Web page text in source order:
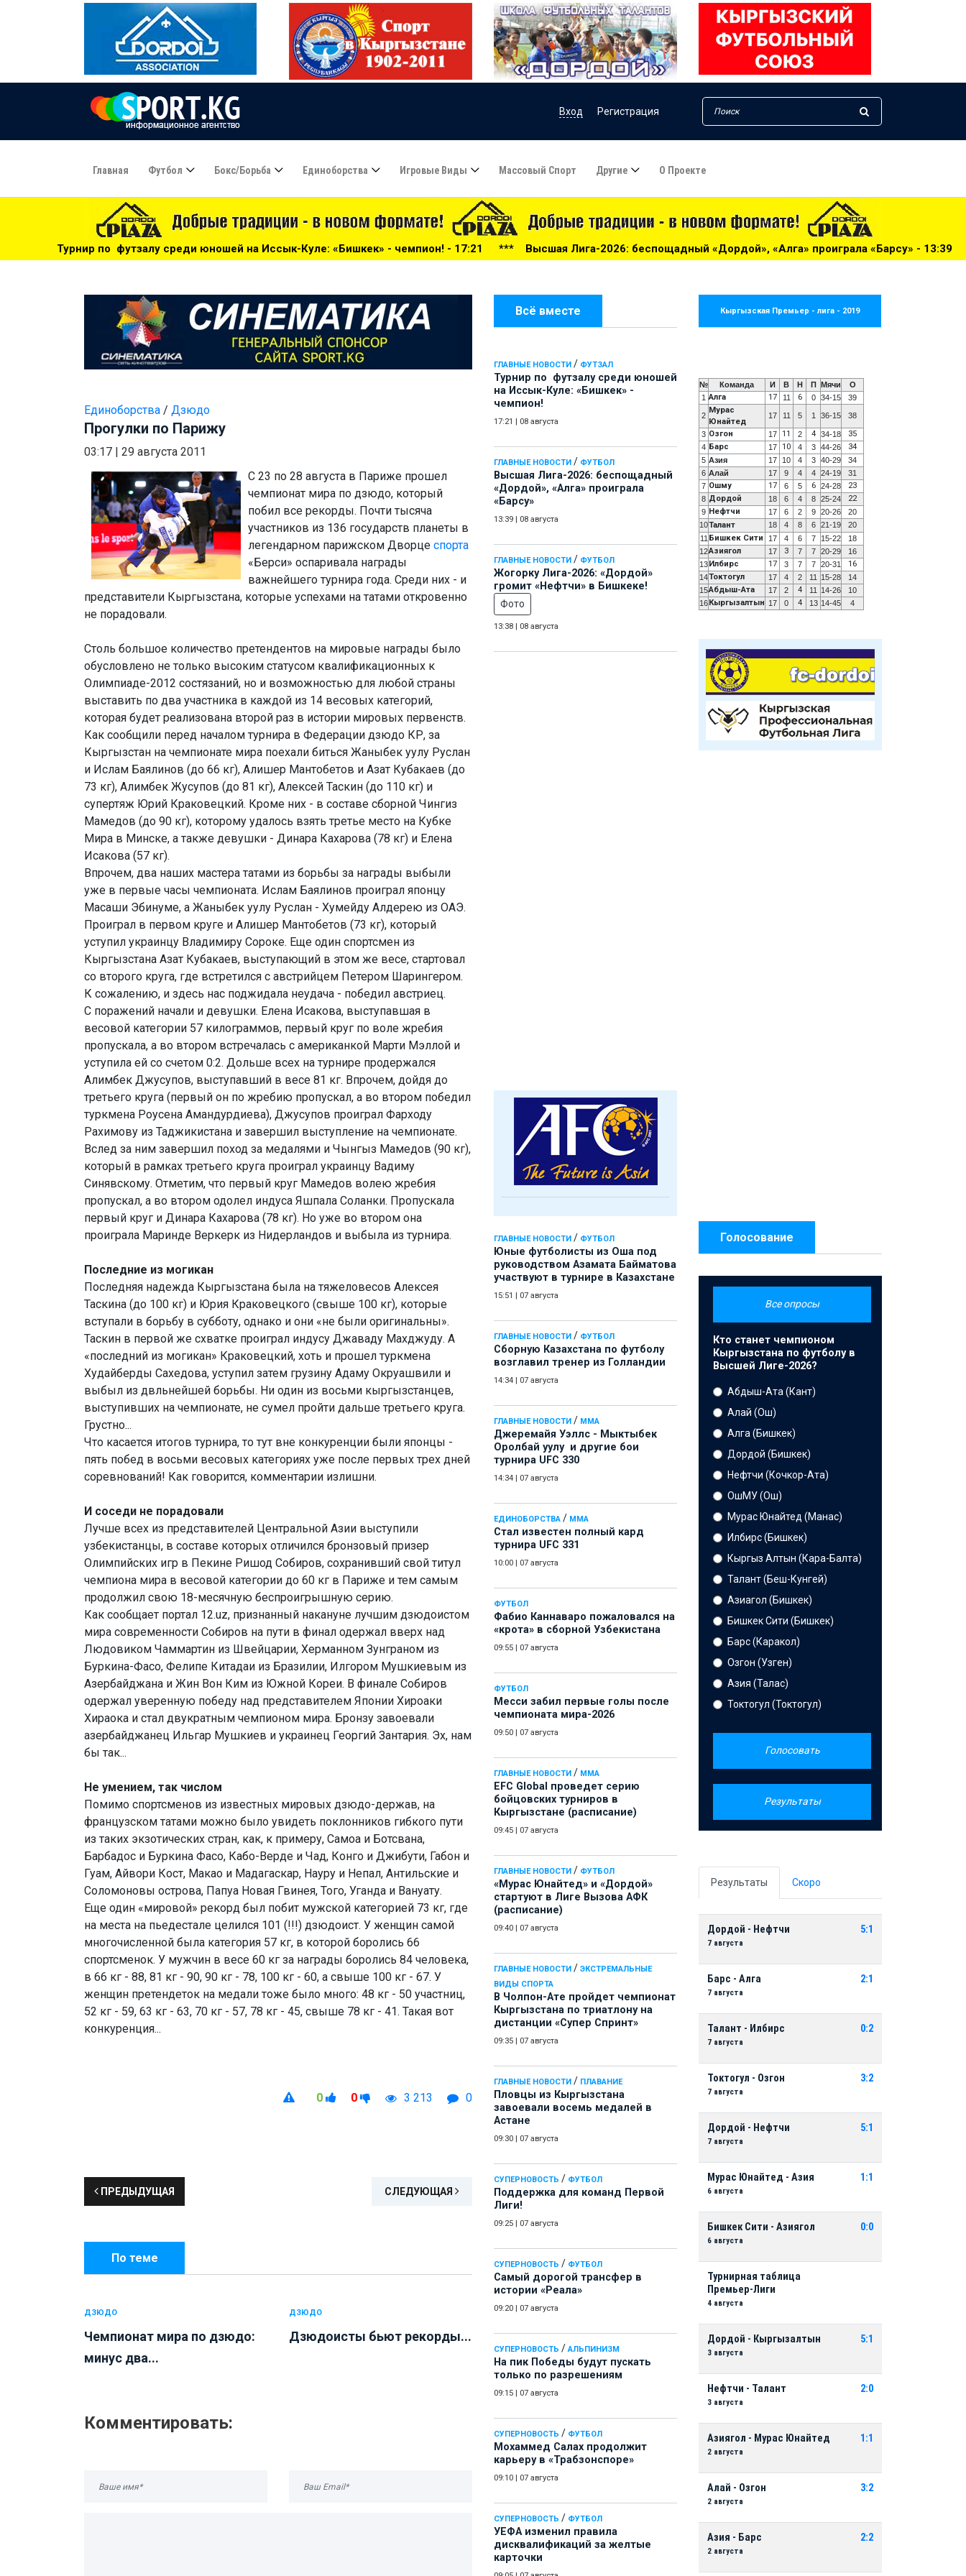
Вход Регистрация
Главная Футбол Бокс/борьба Единоборства Игровые Виды Массовый Спорт Другие О Проекте
среди юношей на Иссык-Куле: «Бишкек» - чемпион! - 17:21 ***Высшая Лига-2026: беспощадный «Дордой», «Алга» проиграла «Барсу» - 13:39 ***Жогорку Лига-
Всё вместе
ГЛАВНЫЕ НОВОСТИ / ФУТЗАЛ
Турнир по футзалу среди юношей
на Иссык-Куле: «Бишкек» -
чемпион!
17:21 08 августа
ГЛАВНЫЕ НОВОСТИ / ФУТБОЛ
Высшая Лига-2026: беспощадный
«Дордой», «Алга» проиграла
«Барсу»
13:39 08 августа
ГЛАВНЫЕ НОВОСТИ / ФУТБОЛ
Жогорку Лига-2026: «Дордой»
громит «Нефтчи» в Бишкеке!
Фото
13:38 08 августа
ГЛАВНЫЕ НОВОСТИ / ФУТБОЛ
Юные футболисты из Оша под
руководством Азамата Байматова
участвуют в турнире в Казахстане
15:51 07 августа
ГЛАВНЫЕ НОВОСТИ / ФУТБОЛ
Сборную Казахстана по футболу
возглавил тренер из Голландии
14:34 07 августа
ГЛАВНЫЕ НОВОСТИ / ММА
Джеремайя Уэллс - Мыктыбек
Оролбай уулу и другие бои
турнира UFC 330
14:34 07 августа
ЕДИНОБОРСТВА / ММА
Стал известен полный кард
турнира UFC 331
10:00 07 августа
ФУТБОЛ
Фабио Каннаваро пожаловался на
«крота» в сборной Узбекистана
09:55 07 августа
ФУТБОЛ
Месси забил первые голы после
чемпионата мира-2026
09:50 07 августа
ГЛАВНЫЕ НОВОСТИ / ММА
EFC Global проведет серию
бойцовских турниров в
Кыргызстане (расписание)
09:45 07 августа
ГЛАВНЫЕ НОВОСТИ / ФУТБОЛ
«Мурас Юнайтед» и «Дордой»
стартуют в Лиге Вызова АФК
(расписание)
09:40 07 августа
ГЛАВНЫЕ НОВОСТИ / ЭКСТРЕМАЛЬНЫЕ
ВИДЫ СПОРТА
В Чолпон-Ате пройдет чемпионат
Кыргызстана по триатлону на
дистанции «Супер Спринт»
09:35 07 августа
ГЛАВНЫЕ НОВОСТИ / ПЛАВАНИЕ
Пловцы из Кыргызстана
завоевали восемь медалей в
Астане
09:30 07 августа
СУПЕРНОВОСТЬ / ФУТБОЛ
Поддержка для команд Первой
Лиги!
09:25 07 августа
СУПЕРНОВОСТЬ / ФУТБОЛ
Самый дорогой трансфер в
истории «Реала»
09:20 07 августа
СУПЕРНОВОСТЬ / АЛЬПИНИЗМ
На пик Победы будут пускать
только по разрешениям
09:15 07 августа
СУПЕРНОВОСТЬ / ФУТБОЛ
Мохаммед Салах продолжит
карьеру в «Трабзонспоре»
09:10 07 августа
СУПЕРНОВОСТЬ / ФУТБОЛ
УЕФА изменил правила
дисквалификаций за желтые
карточки
Единоборства / Дзюдо
Прогулки по Парижу
03:17
29 августа 2011
С 23 по 28 августа в Париже прошел
чемпионат мира по дзюдо, который
побил все рекорды. Почти тысяча
участников из 136 государств планеты в
легендарном парижском Дворце спорта
«Берси» оспаривала награды
важнейшего турнира года. Среди них - и
представители Кыргызстана, которые успехами на татами откровенно
не порадовали.
Столь большое количество претендентов на мировые награды было
обусловлено не только высоким статусом квалификационных к
Олимпиаде-2012 состязаний, но и возможностью для любой страны
выставить по два участника в каждой из 14 весовых категорий,
которая будет реализована второй раз в истории мировых первенств.
Как сообщили перед началом турнира в Федерации дзюдо КР, за
Кыргызстан на чемпионате мира поехали биться Жаныбек уулу Руслан
и Ислам Баялинов (до 66 кг), Алишер Мантобетов и Азат Кубакаев (до
73 кг), Алимбек Жусупов (до 81 кг), Алексей Таскин (до 110 кг) и
супертяж Юрий Краковецкий. Кроме них - в составе сборной Чингиз
Мамедов (до 90 кг), которому удалось взять третье место на Кубке
Мира в Минске, а также девушки - Динара Кахарова (78 кг) и Елена
Исакова (57 кг).
Впрочем, два наших мастера татами из борьбы за награды выбыли
уже в первые часы чемпионата. Ислам Баялинов проиграл японцу
Масаши Эбинуме, а Жаныбек уулу Руслан - Хумейду Алдерею из ОАЭ.
Проиграл в первом круге и Алишер Мантобетов (73 кг), который
уступил украинцу Владимиру Сороке. Еще один спортсмен из
Кыргызстана Азат Кубакаев, выступающий в этом же весе, стартовал
со второго круга, где встретился с австрийцем Петером Шарингером.
К сожалению, и здесь нас поджидала неудача - победил австриец.
С поражений начали и девушки. Елена Исакова, выступавшая в
весовой категории 57 килограммов, первый круг по воле жребия
пропускала, а во втором встречалась с американкой Марти Мэллой и
уступила ей со счетом 0:2. Дольше всех на турнире продержался
Алимбек Джусупов, выступавший в весе 81 кг. Впрочем, дойдя до
третьего круга (первый он по жребию пропускал, а во втором победил
туркмена Роусена Амандурдиева), Джусупов проиграл Фарходу
Рахимову из Таджикистана и завершил выступление на чемпионате.
Вслед за ним завершил поход за медалями и Чынгыз Мамедов (90 кг),
который в рамках третьего круга проиграл украинцу Вадиму
Синявскому. Отметим, что первый круг Мамедов волею жребия
пропускал, а во втором одолел индуса Яшпала Соланки. Пропускала
первый круг и Динара Кахарова (78 кг). Но уже во втором она
проиграла Маринде Веркерк из Нидерландов и выбыла из турнира.
Последние из могикан
Последняя надежда Кыргызстана была на тяжеловесов Алексея
Таскина (до 100 кг) и Юрия Краковецкого (свыше 100 кг), которые
вступали в борьбу в субботу, однако и они «не были оригинальны».
Таскин в первой же схватке проиграл индусу Джаваду Махджуду. А
«последний из могикан» Краковецкий, хоть и прошел туркмена
Худайберды Сахедова, уступил затем грузину Адаму Окруашвили и
выбыл из двльнейшей борьбы. Ни один из восьми кыргызстанцев,
выступивших на чемпионате, не сумел пройти дальше третьего круга.
Грустно...
Что касается итогов турнира, то тут вне конкуренции были японцы -
пять побед в восьми весовых категориях уже после первых трех дней
соревнований! Как говорится, комментарии излишни.
И соседи не порадовали
Лучше всех из представителей Центральной Азии выступили
узбекистанцы, в составе которых отличился бронзовый призер
Олимпийских игр в Пекине Ришод Собиров, сохранивший свой титул
чемпиона мира в весовой категории до 60 кг в Париже и тем самым
продолжил свою 18-месячную беспроигрышную серию.
Как сообщает портал 12.uz, признанный накануне лучшим дзюдоистом
мира современности Собиров на пути в финал одержал вверх над
Людовиком Чаммартин из Швейцарии, Херманном Зунграном из
Буркина-Фасо, Фелипе Китадаи из Бразилии, Илгором Мушкиевым из
Азербайджана и Жин Вон Ким из Южной Кореи. В финале Собиров
одержал уверенную победу над представителем Японии Хироаки
Хираока и стал двукратным чемпионом мира. Бронзу завоевали
азербайджанец Ильгар Мушкиев и украинец Георгий Зантария. Эх, нам
бы так...
Не умением, так числом
Помимо спортсменов из известных мировых дзюдо-держав, на
французском татами можно было увидеть поклонников гибкого пути
из таких экзотических стран, как, к примеру, Самоа и Ботсвана,
Барбадос и Буркина Фасо, Кабо-Верде и Чад, Конго и Джибути, Габон и
Гуам, Айвори Кост, Макао и Мадагаскар, Науру и Непал, Антильские и
Соломоновы острова, Папуа Новая Гвинея, Того, Уганда и Вануату.
Еще один «мировой» рекорд был побит мужской категорией 73 кг, где
на места на пьедестале целился 101 (!!!) дзюдоист. У женщин самой
многочисленной была категория 57 кг, в которой боролись 66
спортсменок. У мужчин в весе 60 кг за награды боролись 84 человека,
в 66 кг - 88, 81 кг - 90, 90 кг - 78, 100 кг - 60, а свыше 100 кг - 67. У
женщин претендеток на медали тоже было много: 48 кг - 50 участниц,
52 кг - 59, 63 кг - 63, 70 кг - 57, 78 кг - 45, свыше 78 кг - 41. Такая вот
конкуренция...
0 0 3 213 0
ПРЕДЫДУЩАЯ СЛЕДУЮЩАЯ
По теме
ДЗЮДО
Чемпионат мира по дзюдо:
минус два...
ДЗЮДО
Дзюдоисты бьют рекорды...
Комментировать:
Кыргызская Премьер - лига - 2019
№ Команда И В Н П Мячи
О
1 Алга 17 11 6 0 34-15 39
2
Мурас
Юнайтед
17 11 5 1 36-15 38
3 Озгон 17 11 2 4 34-18 35
4 Барс 17 10 4 3 44-26 34
5 Азия 17 10 4 3 40-29
34
6 Алай 17 9 4 4 24-19
31
7 Ошму 17 6 5 6 24-28 23
8 Дордой 18 6 4 8 25-24 22
9 Нефтчи 17 6 2 9 20-26
20
10Талант 18 4 8 6 21-19
20
11 Бишкек Сити 17 4 6 7 15-22
18
12Азиягол 17 3 7 7 20-29
16
13 Илбирс 17 3 7 7 20-31 16
14Токтогул 17 4 2 11 15-28
14
15Абдыш-Ата 17 2 4 11 14-26
10
16 Кыргызалтын 17 0 4 13 14-45 4
Голосование
Все опросы
Кто станет чемпионом
Кыргызстана по футболу в
Высшей Лиге-2026?
Абдыш-Ата (Кант)
Алай (Ош)
Алга (Бишкек)
Дордой (Бишкек)
Нефтчи (Кочкор-Ата)
ОшМУ (Ош)
Мурас Юнайтед (Манас)
Илбирс (Бишкек)
Кыргыз Алтын (Кара-Балта)
Талант (Беш-Кунгей)
Азиагол (Бишкек)
Бишкек Сити (Бишкек)
Барс (Каракол)
Озгон (Узген)
Азия (Талас)
Токтогул (Токтогул)
Голосовать
Результаты
Результаты Скоро
Дордой - Нефтчи
7 августа
5:1
Барс - Алга
7 августа
2:1
Талант - Илбирс
7 августа
0:2
Токтогул - Озгон
7 августа
3:2
Дордой - Нефтчи
7 августа
5:1
Мурас Юнайтед - Азия
6 августа
1:1
Бишкек Сити - Азиягол
6 августа
0:0
Турнирная таблица
Премьер-Лиги
4 августа
Дордой - Кыргызалтын
3 августа
5:1
Нефтчи - Талант
3 августа
2:0
Азиягол - Мурас Юнайтед
2 августа
1:1
Алай - Озгон
2 августа
3:2
Азия - Барс
2 августа
2:2